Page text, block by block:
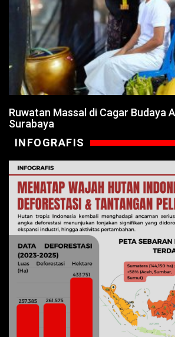
Ruwatan Massal di Cagar Budaya
Surabaya
INFOGRAFIS